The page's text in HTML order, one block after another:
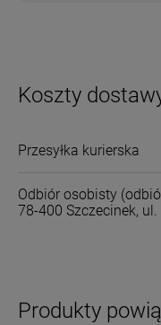
Koszty
Cena nie zawiera
Przesyłka kurierska
Odbiór osobisty
78-400 Szczecinek,
Produkty